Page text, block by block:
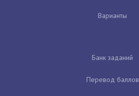
Варианты
Банк заданий
Перевод баллов